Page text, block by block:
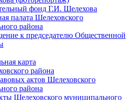
фонд Г.И. Шелехова
палата Шелеховского
района
к председателю Общественной
карта
района
актов Шелеховского
района
Шелеховского муниципального